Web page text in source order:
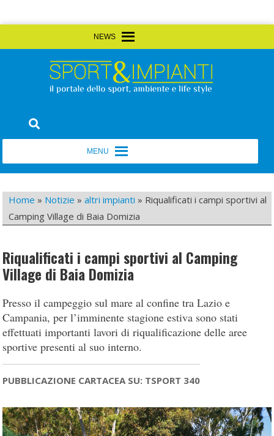
to
Sport&Impianti
Home » Notizie »altri impianti » Riqualificati i campi sportivi al
Camping Village di Baia Domizia
Riqualificati i campi sportivi al Camping
Village di Baia Domizia
Presso il campeggio sul mare al confine tra Lazio e
Campania, per l’imminente stagione estiva sono stati
effettuati importanti lavori di riqualificazione delle aree
sportive presenti al suo interno.
PUBBLICAZIONE CARTACEA SU: TSPORT 340